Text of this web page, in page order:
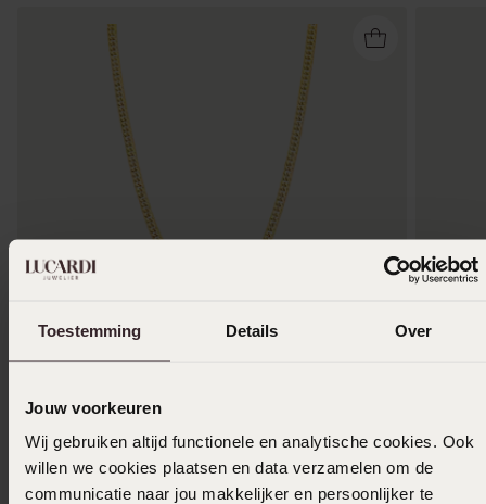
Toestemming Details Over
Jouw voorkeuren
Wij gebruiken altijd functionele en analytische cookies. Ook
willen we cookies plaatsen en data verzamelen om de
communicatie naar jou makkelijker en persoonlijker te
Gourmetgliedern
3999
3999